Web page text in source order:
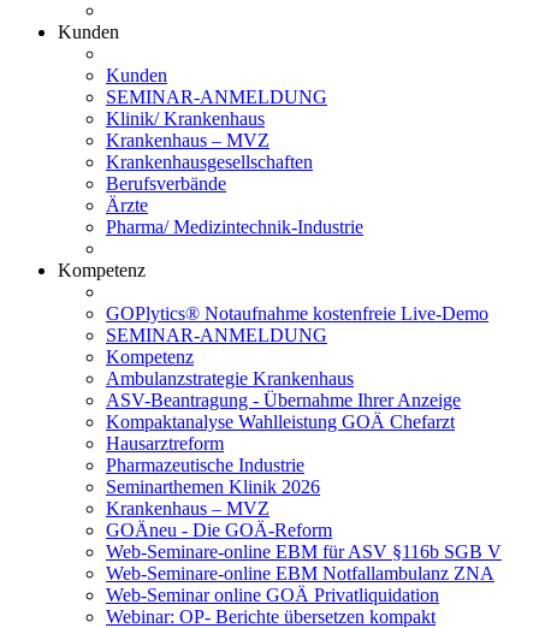
Kunden
Kunden
SEMINAR-ANMELDUNG
Klinik/ Krankenhaus
Krankenhaus – MVZ
Krankenhausgesellschaften
Berufsverbände
Ärzte
Pharma/ Medizintechnik-Industrie
Kompetenz
GOPlytics® Notaufnahme kostenfreie Live-Demo
SEMINAR-ANMELDUNG
Kompetenz
Ambulanzstrategie Krankenhaus
ASV-Beantragung - Übernahme Ihrer Anzeige
Kompaktanalyse Wahlleistung GOÄ Chefarzt
Hausarztreform
Pharmazeutische Industrie
Seminarthemen Klinik 2026
Krankenhaus – MVZ
GOÄneu - Die GOÄ-Reform
Web-Seminare-online EBM für ASV §116b SGB V
Web-Seminare-online EBM Notfallambulanz ZNA
Web-Seminar online GOÄ Privatliquidation
Webinar: OP- Berichte übersetzen kompakt